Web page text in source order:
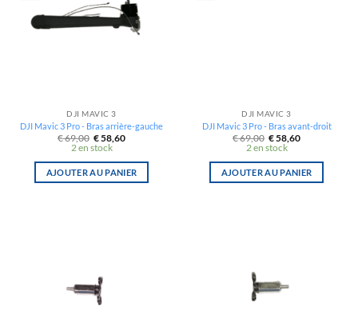
DJI MAVIC 3
DJI Mavic 3 Pro - Bras arrière-gauche
€69,00 Le
prix
initial
était :
€ 69,00.
€58,60Le
est :
€ 58,60.
2 en stock
AJOUTER AU PANIER
DJI MAVIC 3
DJI Mavic 3 Pro - Bras avant-droit
€69,00 Le
prix
initial
était :
€ 69,00.
€58,60Le
est :
€ 58,60.
2 en stock
AJOUTER AU PANIER